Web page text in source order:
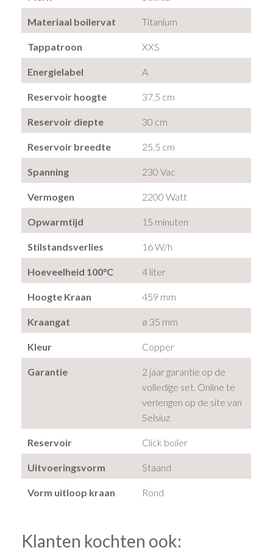
Materiaal boilervat Titanium
Tappatroon XXS
Energielabel A
Reservoir hoogte 37,5 cm
Reservoir diepte 30 cm
Reservoir breedte 25,5 cm
Spanning 230 Vac
Vermogen 2200 Watt
Opwarmtijd 15 minuten
Stilstandsverlies 16 W/h
Hoeveelheid 100°C 4 liter
Hoogte Kraan 459 mm
Kraangat ø 35 mm
Kleur Copper
Garantie
2 jaar garantie op de
volledige set. Online te
verlengen op de site van
Selsiuz
Reservoir Click boiler
Uitvoeringsvorm Staand
Vorm uitloop kraan Rond
Klanten kochten ook: